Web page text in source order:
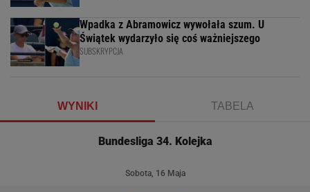
Wpadka z Abramowicz wywołała szum. U
Świątek wydarzyło się coś ważniejszego
SUBSKRYPCJA
WYNIKI TABELA
Bundesliga 34. Kolejka
Sobota, 16 Maja